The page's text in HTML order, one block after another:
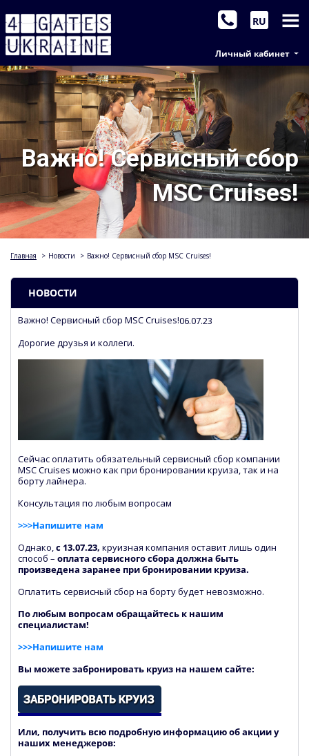
Личный кабинет
RU
Важно! Сервисный сбор
MSC Cruises!
Главная > Новости > Важно! Сервисный сбор MSC Cruises!
НОВОСТИ
Важно! Сервисный сбор MSC Cruises!06.07.23
Дорогие друзья и коллеги.
Сейчас оплатить обязательный сервисный сбор компании
MSC Cruises можно как при бронировании круиза, так и на
борту лайнера.
Консультация по любым вопросам
>>>Напишите нам
Однако,с 13.07.23, круизная компания оставит лишь один
способ – оплата сервисного сбора должна быть
произведена заранее при бронировании круиза.
Оплатить сервисный сбор на борту будет невозможно.
По любым вопросам обращайтесь к нашим
специалистам!
>>>Напишите нам
Вы можете забронировать круиз на нашем сайте:
Или, получить всю подробную информацию об акции у
наших менеджеров: